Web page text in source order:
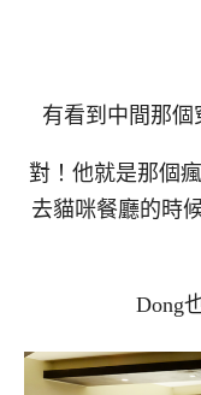
有看到中間那個
對！他就是那個
去貓咪餐廳的時
Dong